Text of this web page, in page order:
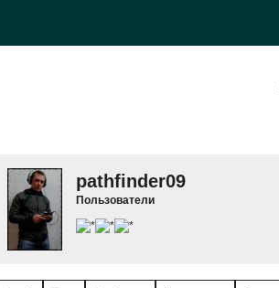
pathfinder09
Пользователи